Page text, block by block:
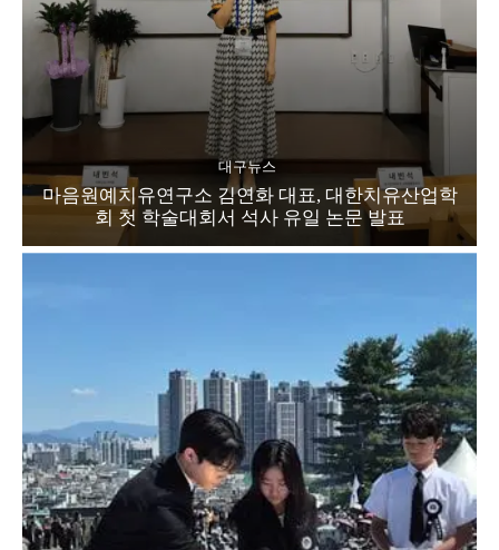
대구뉴스
마음원예치유연구소 김연화 대표, 대한치유산업학
회 첫 학술대회서 석사 유일 논문 발표